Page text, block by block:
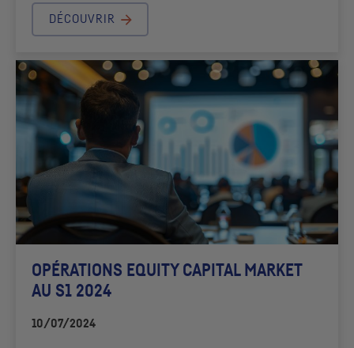
DÉCOUVRIR
OPÉRATIONS EQUITY CAPITAL MARKET
AU S1 2024
10/07/2024